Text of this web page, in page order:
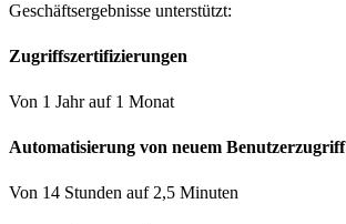
Geschäftsergebnisse unterstützt:
Zugriffszertifizierungen
Von 1 Jahr auf 1 Monat
Automatisierung von neuem Benutzerzugriff
Von 14 Stunden auf 2,5 Minuten